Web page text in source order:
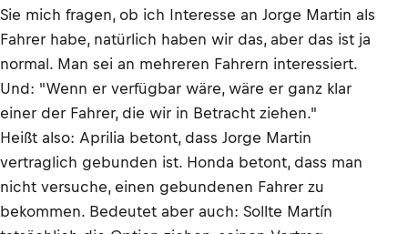
Sie mich fragen, ob ich Interesse an Jorge Martin als
Fahrer habe, natürlich haben wir das, aber das ist ja
normal. Man sei an mehreren Fahrern interessiert.
Und: "Wenn er verfügbar wäre, wäre er ganz klar
einer der Fahrer, die wir in Betracht ziehen."
Heißt also: Aprilia betont, dass Jorge Martin
vertraglich gebunden ist. Honda betont, dass man
nicht versuche, einen gebundenen Fahrer zu
bekommen. Bedeutet aber auch: Sollte Martín